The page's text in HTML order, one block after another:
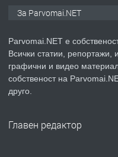
ПРЕДЛАГА
За Parvomai.NET
Parvomai.NET е
Всички статии, репортажи,
графични и видео
собственост на
друго.
Главен редактор